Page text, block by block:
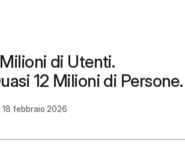
di Utenti.
12 Milioni di Persone.
18 febbraio 2026